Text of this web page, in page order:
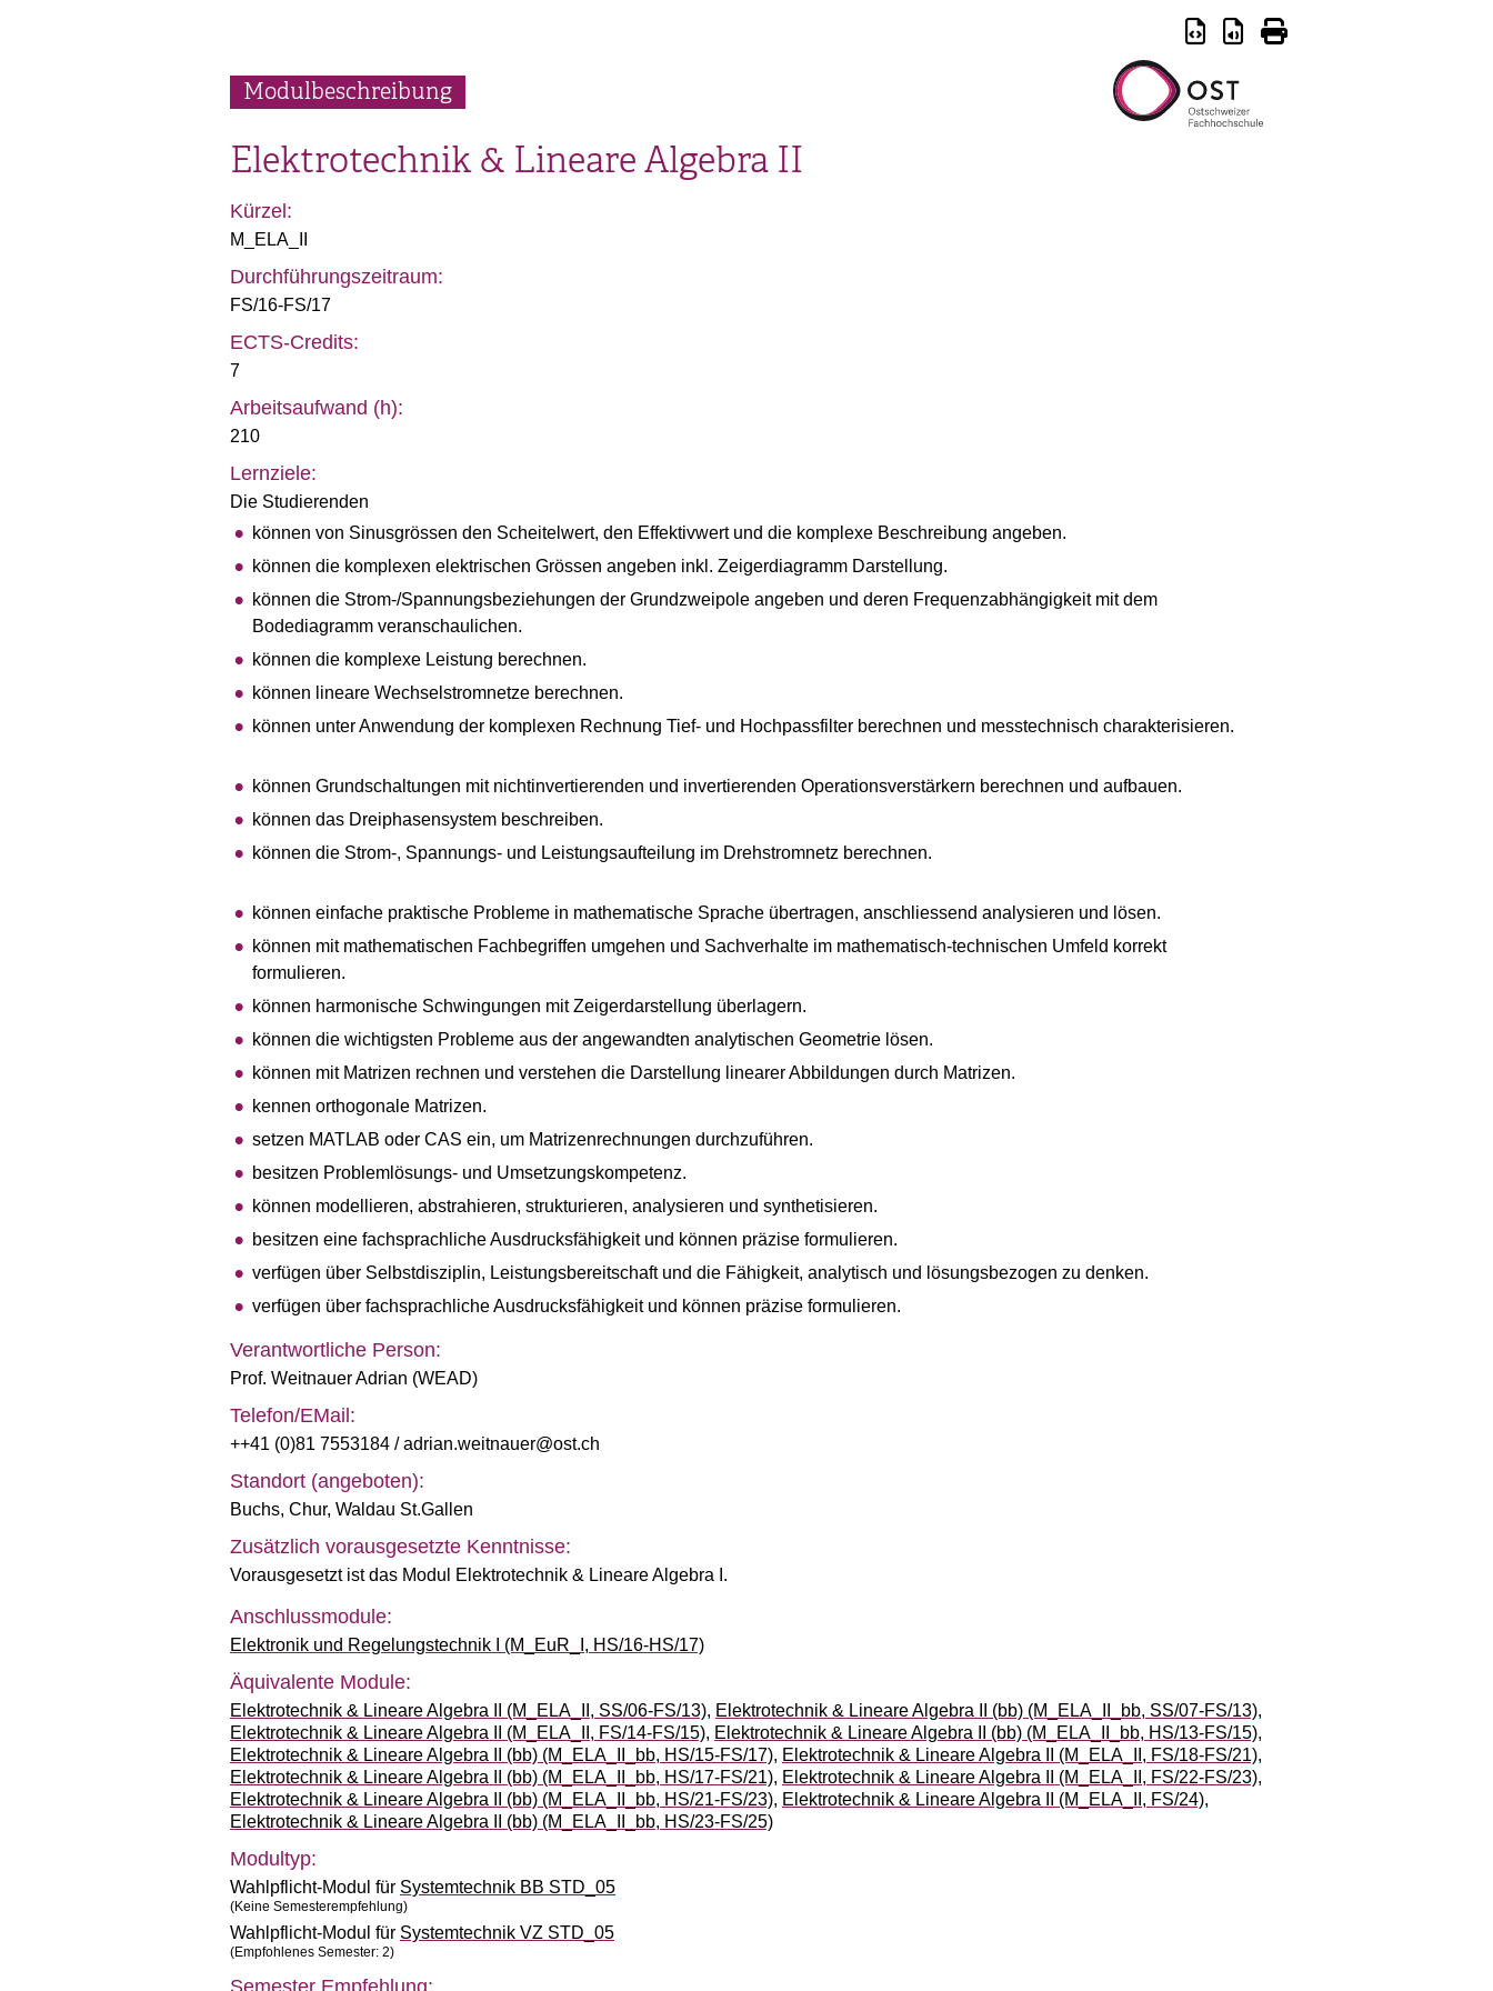
Modulbeschreibung
Elektrotechnik & Lineare Algebra II
Kürzel:
M_ELA_II
Durchführungszeitraum:
FS/16-FS/17
ECTS-Credits:
7
Arbeitsaufwand (h):
210
Lernziele:
Die Studierenden
können von Sinusgrössen den Scheitelwert, den Effektivwert und die komplexe Beschreibung angeben.
können die komplexen elektrischen Grössen angeben inkl. Zeigerdiagramm Darstellung.
können die Strom-/Spannungsbeziehungen der Grundzweipole angeben und deren Frequenzabhängigkeit mit dem
Bodediagramm veranschaulichen.
können die komplexe Leistung berechnen.
können lineare Wechselstromnetze berechnen.
können unter Anwendung der komplexen Rechnung Tief- und Hochpassfilter berechnen und messtechnisch charakterisieren.
können Grundschaltungen mit nichtinvertierenden und invertierenden Operationsverstärkern berechnen und aufbauen.
können das Dreiphasensystem beschreiben.
können die Strom-, Spannungs- und Leistungsaufteilung im Drehstromnetz berechnen.
können einfache praktische Probleme in mathematische Sprache übertragen, anschliessend analysieren und lösen.
können mit mathematischen Fachbegriffen umgehen und Sachverhalte im mathematisch-technischen Umfeld korrekt
formulieren.
können harmonische Schwingungen mit Zeigerdarstellung überlagern.
können die wichtigsten Probleme aus der angewandten analytischen Geometrie lösen.
können mit Matrizen rechnen und verstehen die Darstellung linearer Abbildungen durch Matrizen.
kennen orthogonale Matrizen.
setzen MATLAB oder CAS ein, um Matrizenrechnungen durchzuführen.
besitzen Problemlösungs- und Umsetzungskompetenz.
können modellieren, abstrahieren, strukturieren, analysieren und synthetisieren.
besitzen eine fachsprachliche Ausdrucksfähigkeit und können präzise formulieren.
verfügen über Selbstdisziplin, Leistungsbereitschaft und die Fähigkeit, analytisch und lösungsbezogen zu denken.
verfügen über fachsprachliche Ausdrucksfähigkeit und können präzise formulieren.
Verantwortliche Person:
Prof. Weitnauer Adrian (WEAD)
Telefon/EMail:
++41 (0)81 7553184 / adrian.weitnauer@ost.ch
Standort (angeboten):
Buchs, Chur, Waldau St.Gallen
Zusätzlich vorausgesetzte Kenntnisse:
Vorausgesetzt ist das Modul Elektrotechnik & Lineare Algebra I.
Anschlussmodule:
Elektronik und Regelungstechnik I (M_EuR_I, HS/16-HS/17)
Äquivalente Module:
Elektrotechnik & Lineare Algebra II (M_ELA_II, SS/06-FS/13), Elektrotechnik & Lineare Algebra II (bb) (M_ELA_II_bb, SS/07-FS/13),
Elektrotechnik & Lineare Algebra II (M_ELA_II, FS/14-FS/15), Elektrotechnik & Lineare Algebra II (bb) (M_ELA_II_bb, HS/13-FS/15),
Elektrotechnik & Lineare Algebra II (bb) (M_ELA_II_bb, HS/15-FS/17), Elektrotechnik & Lineare Algebra II (M_ELA_II, FS/18-FS/21),
Elektrotechnik & Lineare Algebra II (bb) (M_ELA_II_bb, HS/17-FS/21), Elektrotechnik & Lineare Algebra II (M_ELA_II, FS/22-FS/23),
Elektrotechnik & Lineare Algebra II (bb) (M_ELA_II_bb, HS/21-FS/23), Elektrotechnik & Lineare Algebra II (M_ELA_II, FS/24),
Elektrotechnik & Lineare Algebra II (bb) (M_ELA_II_bb, HS/23-FS/25)
Modultyp:
Wahlpflicht-Modul für Systemtechnik BB STD_05
(Keine Semesterempfehlung)
Wahlpflicht-Modul für Systemtechnik VZ STD_05
(Empfohlenes Semester: 2)
Semester Empfehlung: